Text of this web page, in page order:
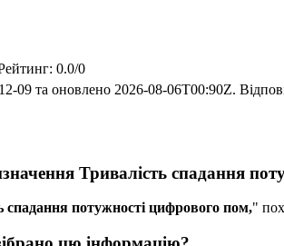
: 0.0/0
09 та оновлено 2026-08-06T00:90Z.
Тривалість спадання
спадання потужності цифрового пом,"